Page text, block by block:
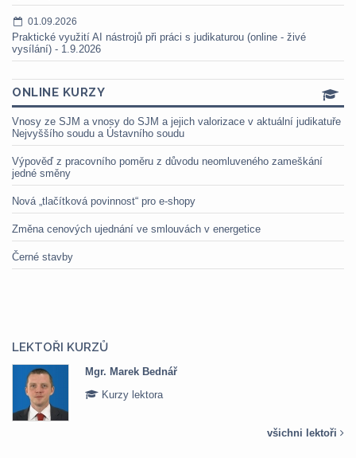
01.09.2026
Praktické využití AI nástrojů při práci s judikaturou (online - živé
vysílání) - 1.9.2026
ONLINE KURZY
Vnosy ze SJM a vnosy do SJM a jejich valorizace v aktuální judikatuře
Nejvyššího soudu a Ústavního soudu
Výpověď z pracovního poměru z důvodu neomluveného zameškání
jedné směny
Nová „tlačítková povinnost“ pro e-shopy
Změna cenových ujednání ve smlouvách v energetice
Černé stavby
LEKTOŘI KURZŮ
Mgr. Marek Bednář
Kurzy lektora
všichni lektoři